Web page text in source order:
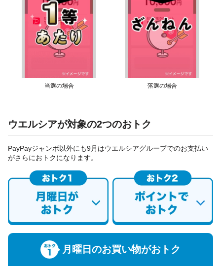
当選の場合 落選の場合
ウエルシアが対象の2つのおトク
PayPayジャンボ以外にも9月はウエルシアグループでのお支払い
がさらにおトクになります。
月曜日のお買い物がおトク